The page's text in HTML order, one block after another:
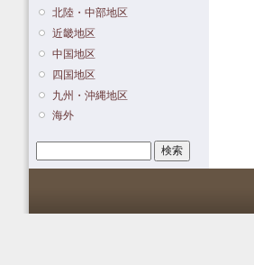
北陸・中部地区
近畿地区
中国地区
四国地区
九州・沖縄地区
海外